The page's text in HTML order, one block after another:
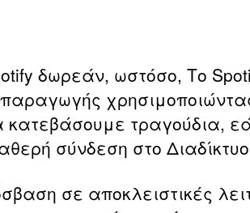
δωρεάν, ωστόσο, Το
κατεβάσουμε τραγούδια,
σύνδεση στο
σε αποκλειστικές